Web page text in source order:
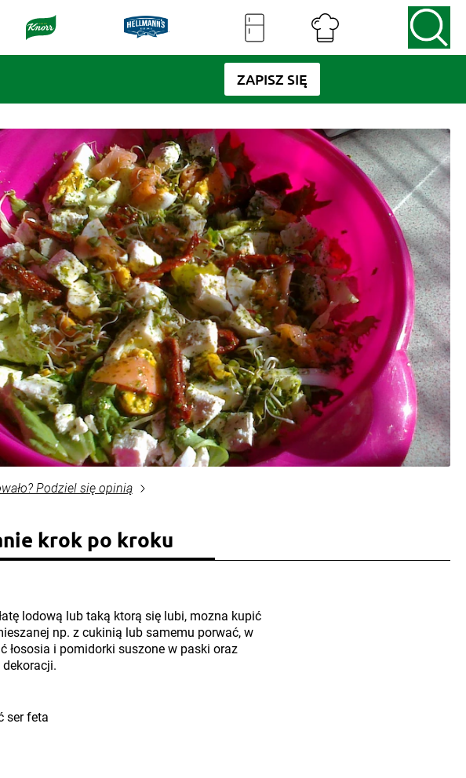
ZAPISZ SIĘ
Podziel się opinią
krok po kroku
lodową lub taką ktorą się lubi, mozna kupić
np. z cukinią lub samemu porwać, w
łososia i pomidorki suszone w paski oraz
ser feta